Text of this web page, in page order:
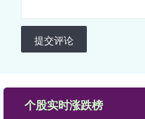
提交评论
个股实时涨跌榜